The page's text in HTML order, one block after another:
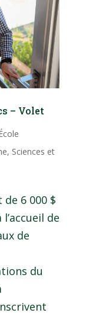
– Volet
, Sciences et
6 000 $
de
de
du